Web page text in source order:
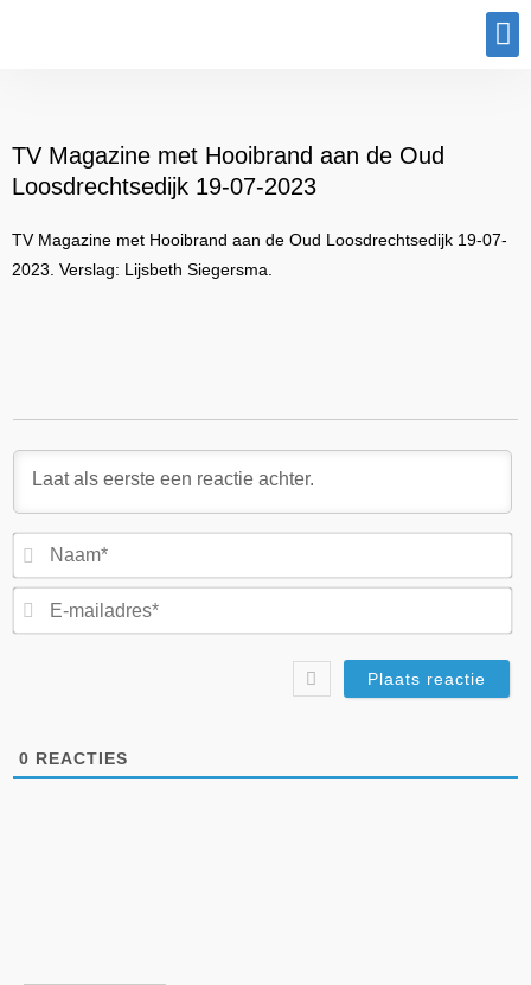
TV Magazine met Hooibrand aan de Oud
Loosdrechtsedijk 19-07-2023
TV Magazine met Hooibrand aan de Oud Loosdrechtsedijk 19-07-
2023. Verslag: Lijsbeth Siegersma.
0 REACTIES